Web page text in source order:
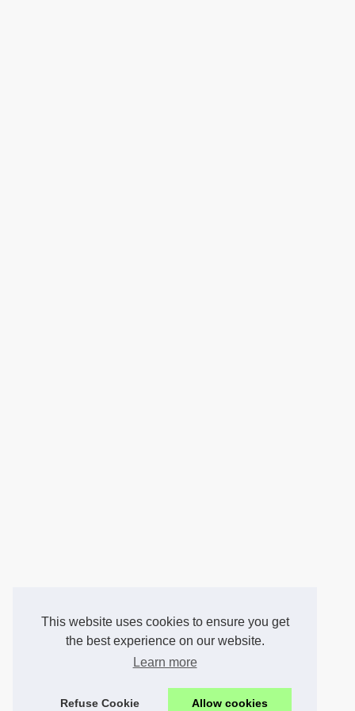
This website uses cookies to ensure you get
the best experience on our website.
Learn more
Refuse Cookie Allow cookies